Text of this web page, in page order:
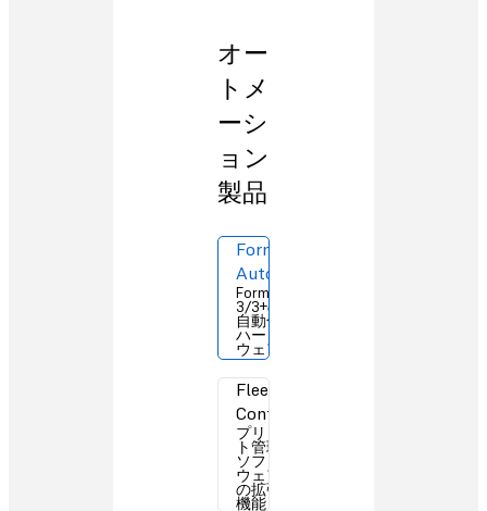
オー
トメ
ーシ
ョン
製品
Form
Auto
Form
3/3+の
自動化
ハード
ウェア
Fleet
Control
プリン
ト管理
ソフト
ウェア
の拡張
機能